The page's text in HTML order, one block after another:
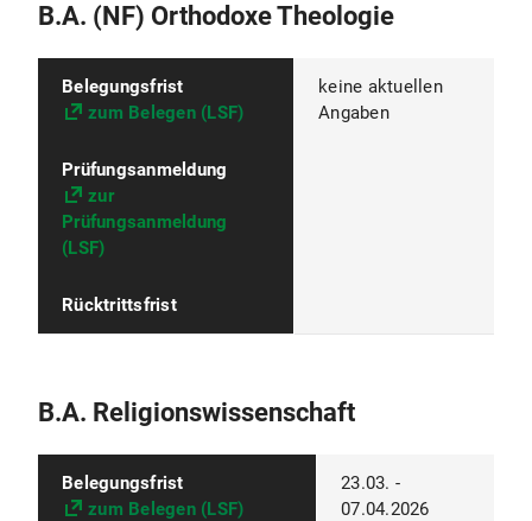
B.A. (NF) Orthodoxe Theologie
Belegungsfrist
zum Belegen (LSF)
keine aktuellen
Angaben
Prüfungsanmeldung
zur
Prüfungsanmeldung
(LSF)
Rücktrittsfrist
B.A. Religionswissenschaft
Belegungsfrist
zum Belegen (LSF)
23.03. -
07.04.2026